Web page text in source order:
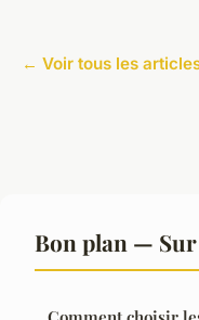
← Voir tous les
Bon plan — Sur